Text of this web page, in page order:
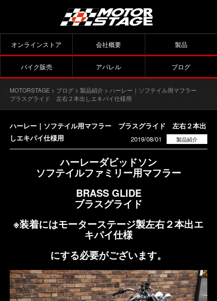
オンラインストア 会社概要 製品
バイク販売 アパレル ブログ
MOTORSTAGE > ブログ > 製品紹介 > ハーレー｜ソフテイル用マフラー
ブラスグライド 左右２本出しエキパイ仕様用
ハーレー｜ソフテイル用マフラー ブラスグライド 左右２本出
しエキパイ仕様用
製品紹介
2019/08/01
ハーレーダビッドソン
ソフテイルファミリー用マフラー
BRASS GLIDE
ブラスグライド
※装着にはモーターステージ製左右２本出エ
キパイ仕様
にする必要がございます。